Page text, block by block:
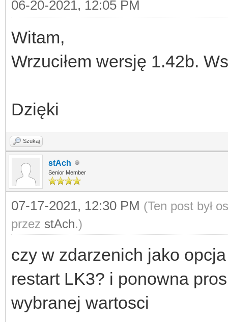
06-20-2021, 12:05 PM
Witam,
Wrzuciłem wersję 1.42b.
Dzięki
Szukaj
stAch
Senior Member
07-17-2021, 12:30 PM (Ten post był
przez stAch.)
czy w zdarzenich jako
restart LK3? i ponowna
wybranej wartosci